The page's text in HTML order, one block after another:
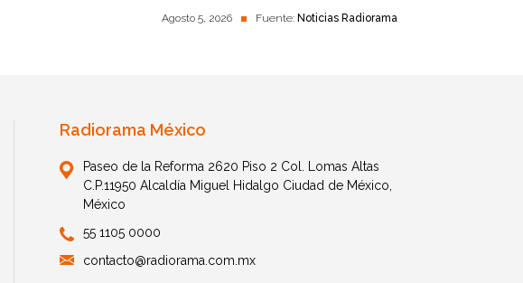
Agosto 5, 2026 Fuente: Noticias Radiorama
Radiorama México
Paseo de la Reforma 2620 Piso 2 Col. Lomas Altas
C.P.11950 Alcaldía Miguel Hidalgo Ciudad de México,
México
55 1105 0000
contacto@radiorama.com.mx